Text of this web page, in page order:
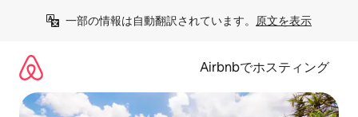
一部の情報は自動翻訳されています。 原文を表示
Airbnbでホスティング